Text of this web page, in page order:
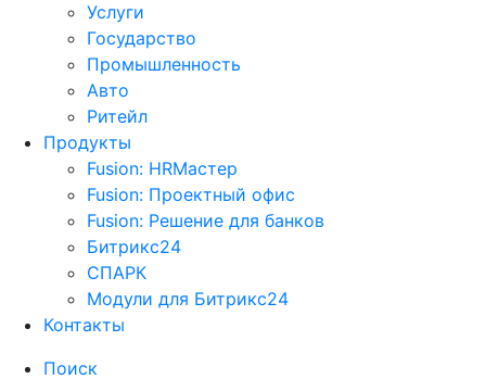
Услуги
Государство
Промышленность
Авто
Ритейл
Продукты
Fusion: HRМастер
Fusion: Проектный офис
Fusion: Решение для банков
Битрикс24
СПАРК
Модули для Битрикс24
Контакты
Поиск